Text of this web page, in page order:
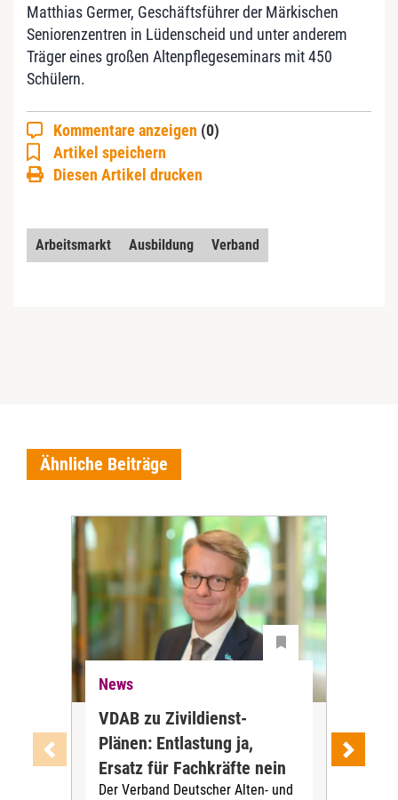
Matthias Germer, Geschäftsführer der Märkischen
Seniorenzentren in Lüdenscheid und unter anderem
Träger eines großen Altenpflegeseminars mit 450
Schülern.
Kommentare anzeigen (0)
Artikel speichern
Diesen Artikel drucken
Arbeitsmarkt Ausbildung Verband
Ähnliche Beiträge
News
VDAB zu Zivildienst-
Plänen: Entlastung ja,
Ersatz für Fachkräfte nein
Der Verband Deutscher Alten- und